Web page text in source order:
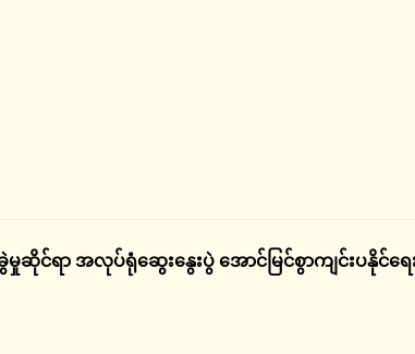
ခွဲမှုဆိုင်ရာ အလုပ်ရုံဆွေးနွေးပွဲ အောင်မြင်စွာကျင်းပနိုင်